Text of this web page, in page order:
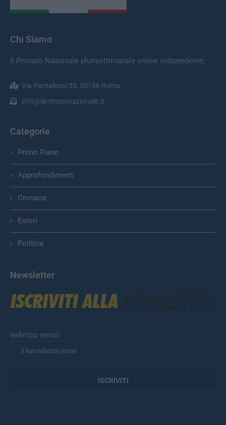
Chi Siamo
Il Primato Nazionale plurisettimanale online indipendente;
Via Pantaleoni 33, 00166 Roma.
info@ilprimatonazionale.it
Categorie
Primo Piano
Approfondimenti
Cronaca
Esteri
Politica
Newsletter
Indirizzo email: